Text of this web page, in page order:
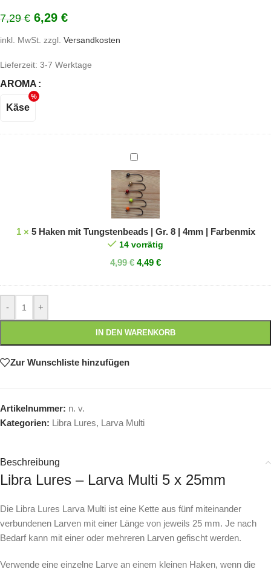
7,29€ 6,29 €
inkl. MwSt. zzgl. Versandkosten
Lieferzeit: 3-7 Werktage
AROMA
Käse
5
Haken
mit
Tungstenbeads
|
Gr.
8
|
|
1× 5 Haken mit Tungstenbeads | Gr. 8 | 4mm | Farbenmix
14 vorrätig
4,99€ 4,49 €
- +
IN DEN WARENKORB
Zur Wunschliste hinzufügen
Artikelnummer: n. v.
Kategorien: Libra Lures, Larva Multi
Beschreibung
Libra Lures – Larva Multi 5 x 25mm
Die Libra Lures Larva Multi ist eine Kette aus fünf miteinander
verbundenen Larven mit einer Länge von jeweils 25 mm. Je nach
Bedarf kann mit einer oder mehreren Larven gefischt werden.
Verwende eine einzelne Larve an einem kleinen Haken, wenn die